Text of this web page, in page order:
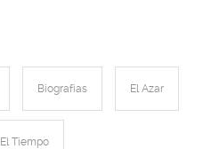
Biografías El Azar
El Tiempo